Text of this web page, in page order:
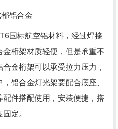
国标航空铝材料，经过焊接
桁架材质轻便，但是承重不
金桁架可以承受拉力压力，
铝合金灯光架要配合底座、
配件搭配使用，安装便捷，搭
定。